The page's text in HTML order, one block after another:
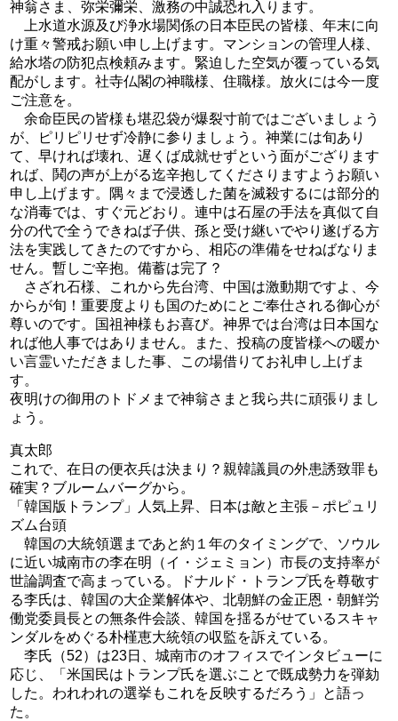
神翁さま、弥栄彌栄、激務の中誠恐れ入ります。
上水道水源及び浄水場関係の日本臣民の皆様、年末に向
け重々警戒お願い申し上げます。マンションの管理人様、
給水塔の防犯点検頼みます。緊迫した空気が覆っている気
配がします。社寺仏閣の神職様、住職様。放火には今一度
ご注意を。
余命臣民の皆様も堪忍袋が爆裂寸前ではございましょう
が、ピリピリせず冷静に参りましょう。神業には旬あり
て、早ければ壊れ、遅くば成就せずという面がござります
れば、鬨の声が上がる迄辛抱してくださりますようお願い
申し上げます。隅々まで浸透した菌を滅殺するには部分的
な消毒では、すぐ元どおり。連中は石屋の手法を真似て自
分の代で全うできねば子供、孫と受け継いでやり遂げる方
法を実践してきたのですから、相応の準備をせねばなりま
せん。暫しご辛抱。備蓄は完了？
さざれ石様、これから先台湾、中国は激動期ですよ、今
からが旬！重要度よりも国のためにとご奉仕される御心が
尊いのです。国祖神様もお喜び。神界では台湾は日本国な
れば他人事ではありません。また、投稿の度皆様への暖か
い言霊いただきました事、この場借りてお礼申し上げま
す。
夜明けの御用のトドメまで神翁さまと我ら共に頑張りまし
ょう。
真太郎
これで、在日の便衣兵は決まり？親韓議員の外患誘致罪も
確実？ブルームバーグから。
「韓国版トランプ」人気上昇、日本は敵と主張－ポピュリ
ズム台頭
韓国の大統領選まであと約１年のタイミングで、ソウル
に近い城南市の李在明（イ・ジェミョン）市長の支持率が
世論調査で高まっている。ドナルド・トランプ氏を尊敬す
る李氏は、韓国の大企業解体や、北朝鮮の金正恩・朝鮮労
働党委員長との無条件会談、韓国を揺るがせているスキャ
ンダルをめぐる朴槿恵大統領の収監を訴えている。
李氏（52）は23日、城南市のオフィスでインタビューに
応じ、「米国民はトランプ氏を選ぶことで既成勢力を弾劾
した。われわれの選挙もこれを反映するだろう」と語っ
た。